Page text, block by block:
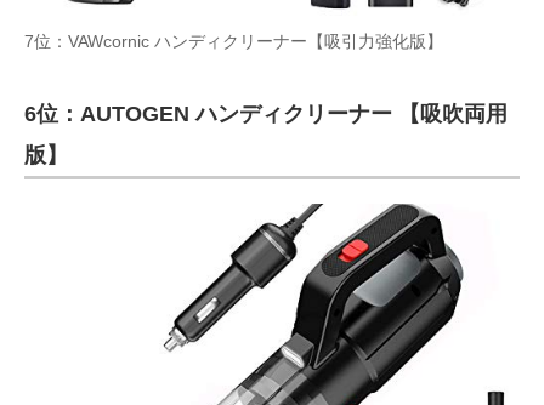
7位：VAWcornic ハンディクリーナー【吸引力強化版】
6位：AUTOGEN ハンディクリーナー 【吸吹両用
版】